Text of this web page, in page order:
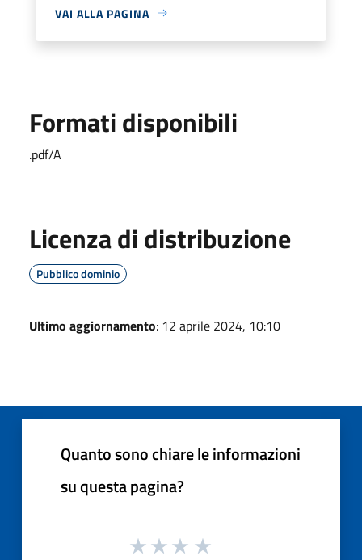
VAI ALLA PAGINA
Formati disponibili
.pdf/A
Licenza di distribuzione
Pubblico dominio
Ultimo aggiornamento: 12 aprile 2024, 10:10
Quanto sono chiare le informazioni
su questa pagina?